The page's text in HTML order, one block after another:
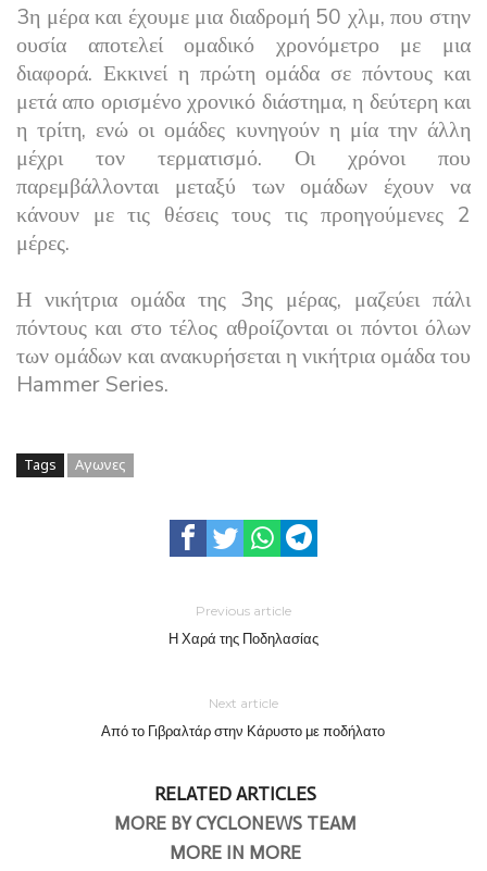
3η μέρα και έχουμε μια διαδρομή 50 χλμ, που στην
ουσία αποτελεί ομαδικό χρονόμετρο με μια
διαφορά. Εκκινεί η πρώτη ομάδα σε πόντους και
μετά απο ορισμένο χρονικό διάστημα, η δεύτερη και
η τρίτη, ενώ οι ομάδες κυνηγούν η μία την άλλη
μέχρι τον τερματισμό. Οι χρόνοι που
παρεμβάλλονται μεταξύ των ομάδων έχουν να
κάνουν με τις θέσεις τους τις προηγούμενες 2
μέρες.
Η νικήτρια ομάδα της 3ης μέρας, μαζεύει πάλι
πόντους και στο τέλος αθροίζονται οι πόντοι όλων
των ομάδων και ανακυρήσεται η νικήτρια ομάδα του
Hammer Series.
Tags Αγωνες
Previous article
Η Χαρά της Ποδηλασίας
Next article
Από το Γιβραλτάρ στην Κάρυστο με ποδήλατο
RELATED ARTICLES
MORE BY CYCLONEWS TEAM
MORE IN MORE